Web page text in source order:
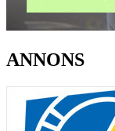
ANNONS